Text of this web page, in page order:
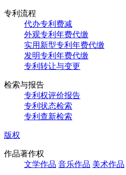
专利流程
代办专利费减
外观专利年费代缴
实用新型专利年费代缴
发明专利年费代缴
专利转让与变更
检索与报告
专利权评价报告
专利状态检索
专利查新检索
版权
作品著作权
文学作品 音乐作品 美术作品